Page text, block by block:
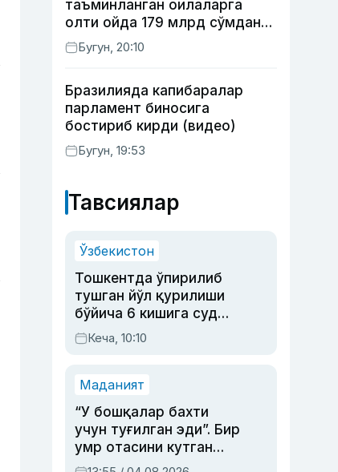
таъминланган оилаларга
олти ойда 179 млрд сўмдан
кўпроқ ижтимоий кешбэк
тўлаб берилди
Бугун, 20:10
Бразилияда капибаралар
парламент биносига
бостириб кирди (видео)
Бугун, 19:53
Тавсиялар
Ўзбекистон
Тошкентда ўпирилиб
тушган йўл қурилиши
бўйича 6 кишига суд
ҳукми ўқилди
Кеча, 10:10
Маданият
“У бошқалар бахти
учун туғилган эди”. Бир
умр отасини кутган
актриса ва дубльяж